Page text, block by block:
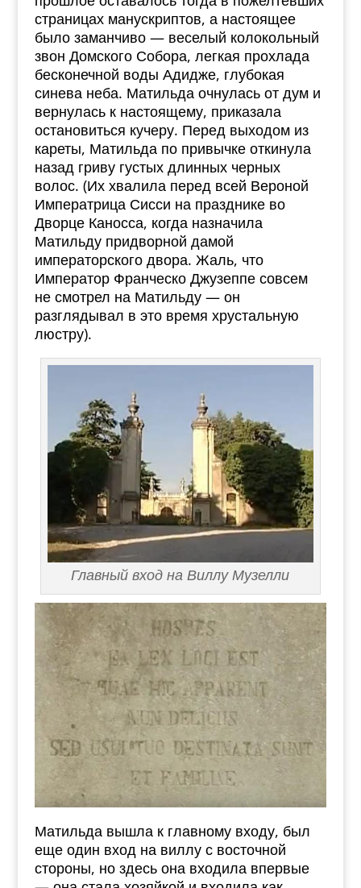
страницах манускриптов, а настоящее
было заманчиво — веселый колокольный
звон Домского Собора, легкая прохлада
бесконечной воды Адидже, глубокая
синева неба. Матильда очнулась от дум и
вернулась к настоящему, приказала
остановиться кучеру. Перед выходом из
кареты, Матильда по привычке откинула
назад гриву густых длинных черных
волос. (Их хвалила перед всей Вероной
Императрица Сисси на празднике во
Дворце Каносса, когда назначила
Матильду придворной дамой
императорского двора. Жаль, что
Император Франческо Джузеппе совсем
не смотрел на Матильду — он
разглядывал в это время хрустальную
люстру).
Главный вход на Виллу Музелли
Матильда вышла к главному входу, был
еще один вход на виллу с восточной
стороны, но здесь она входила впервые